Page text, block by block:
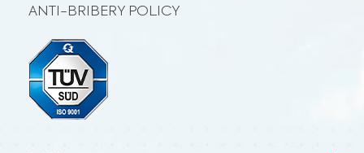
ANTI-BRIBERY POLICY